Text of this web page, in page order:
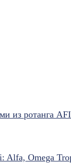
из ротанга
Alfa, Omega